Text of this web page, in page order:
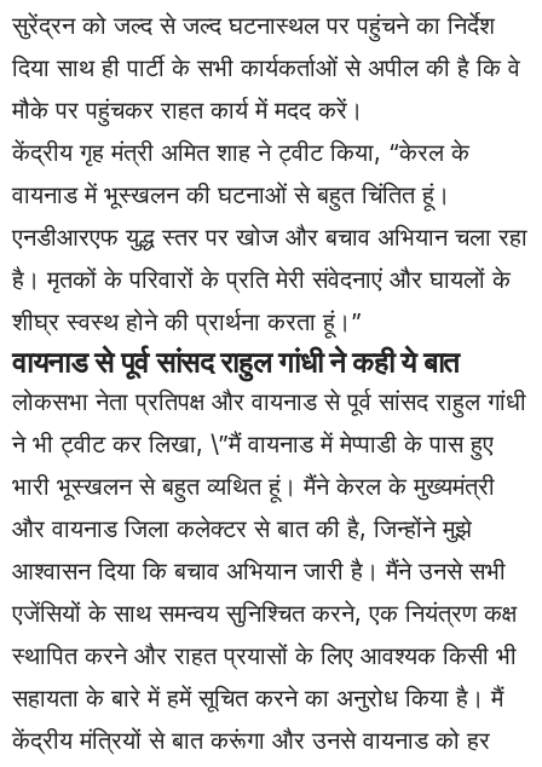
सुरेंद्रन को जल्द से जल्द घटनास्थल पर पहुंचने का निर्देश
दिया साथ ही पार्टी के सभी कार्यकर्ताओं से अपील की है कि वे
मौके पर पहुंचकर राहत कार्य में मदद करें।
केंद्रीय गृह मंत्री अमित शाह ने ट्वीट किया, “केरल के
वायनाड में भूस्खलन की घटनाओं से बहुत चिंतित हूं।
एनडीआरएफ युद्ध स्तर पर खोज और बचाव अभियान चला रहा
है। मृतकों के परिवारों के प्रति मेरी संवेदनाएं और घायलों के
शीघ्र स्वस्थ होने की प्रार्थना करता हूं।”
वायनाड से पूर्व सांसद राहुल गांधी ने कही ये बात
लोकसभा नेता प्रतिपक्ष और वायनाड से पूर्व सांसद राहुल गांधी
ने भी ट्वीट कर लिखा, \”मैं वायनाड में मेप्पाडी के पास हुए
भारी भूस्खलन से बहुत व्यथित हूं। मैंने केरल के मुख्यमंत्री
और वायनाड जिला कलेक्टर से बात की है, जिन्होंने मुझे
आश्वासन दिया कि बचाव अभियान जारी है। मैंने उनसे सभी
एजेंसियों के साथ समन्वय सुनिश्चित करने, एक नियंत्रण कक्ष
स्थापित करने और राहत प्रयासों के लिए आवश्यक किसी भी
सहायता के बारे में हमें सूचित करने का अनुरोध किया है। मैं
केंद्रीय मंत्रियों से बात करूंगा और उनसे वायनाड को हर